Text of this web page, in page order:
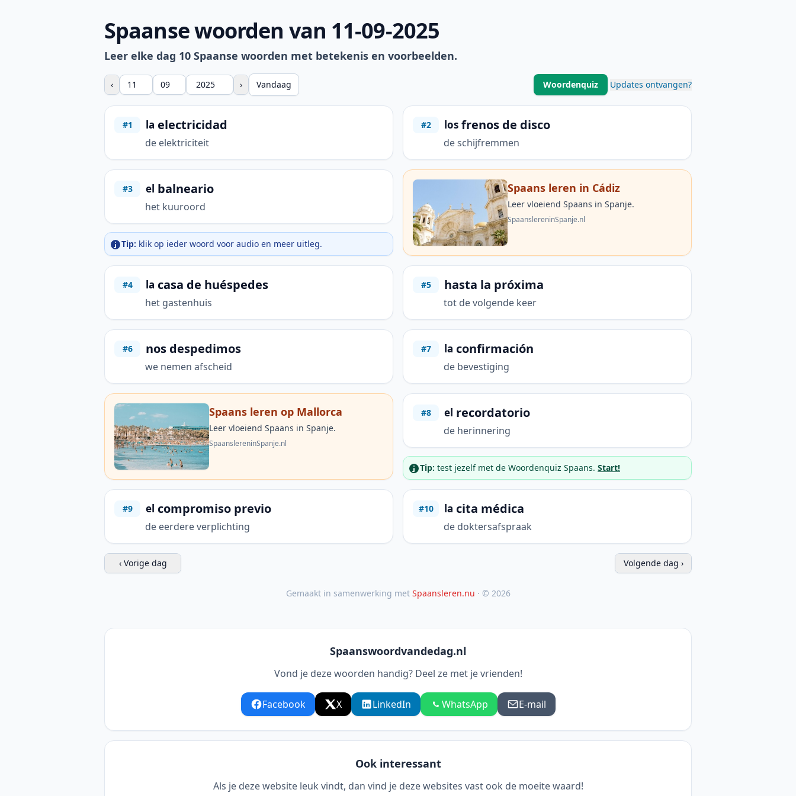
Spaanse woorden van 11-09-2025
Leer elke dag 10 Spaanse woorden met betekenis en voorbeelden.
‹ › Vandaag Woordenquiz Updates ontvangen?
#1 la electricidad
de elektriciteit
#2 los frenos de disco
de schijfremmen
#3 el balneario
het kuuroord
Tip: klik op ieder woord voor audio en meer uitleg.
Spaans leren in Cádiz
Leer vloeiend Spaans in Spanje.
SpaanslereninSpanje.nl
#4 la casa de huéspedes
het gastenhuis
#5 hasta la próxima
tot de volgende keer
#6 nos despedimos
we nemen afscheid
#7 la confirmación
de bevestiging
Spaans leren op Mallorca
Leer vloeiend Spaans in Spanje.
SpaanslereninSpanje.nl
#8 el recordatorio
de herinnering
Tip: test jezelf met de Woordenquiz Spaans. Start!
#9 el compromiso previo
de eerdere verplichting
#10 la cita médica
de doktersafspraak
‹ Vorige dag Volgende dag ›
Gemaakt in samenwerking met Spaansleren.nu · © 2026
Spaanswoordvandedag.nl
Vond je deze woorden handig? Deel ze met je vrienden!
Facebook X LinkedIn WhatsApp E-mail
Ook interessant
Als je deze website leuk vindt, dan vind je deze websites vast ook de moeite waard!